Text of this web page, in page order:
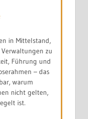
in Mittelstand,
zu
Führung und
– das
warum
nicht gelten,
ist.